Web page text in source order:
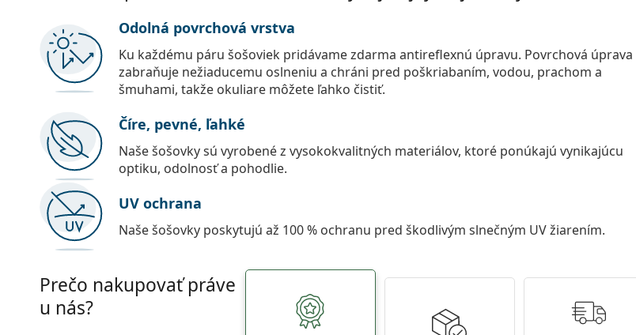
Odolná povrchová vrstva
Ku každému páru šošoviek pridávame zdarma antireflexnú úpravu. Povrchová úprava
zabraňuje nežiaducemu oslneniu a chráni pred poškriabaním, vodou, prachom a
šmuhami, takže okuliare môžete ľahko čistiť.
Číre, pevné, ľahké
Naše šošovky sú vyrobené z vysokokvalitných materiálov, ktoré ponúkajú vynikajúcu
optiku, odolnosť a pohodlie.
UV ochrana
Naše šošovky poskytujú až 100 % ochranu pred škodlivým slnečným UV žiarením.
Prečo nakupovať práve
u nás?